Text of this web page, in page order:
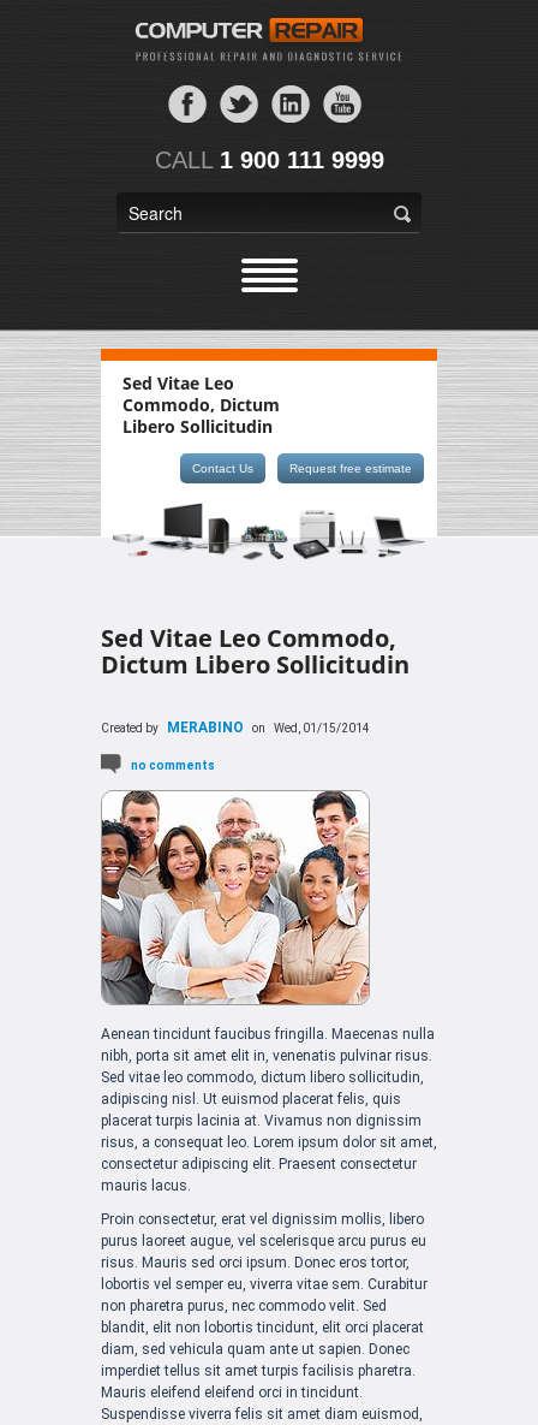
CALL 1 900 111 9999
Sed Vitae Leo
Commodo, Dictum
Libero Sollicitudin
Contact Us Request free estimate
Sed Vitae Leo Commodo,
Dictum Libero Sollicitudin
Created by MERABINO on Wed, 01/15/2014
no comments
Aenean tincidunt faucibus fringilla. Maecenas nulla
nibh, porta sit amet elit in, venenatis pulvinar risus.
Sed vitae leo commodo, dictum libero sollicitudin,
adipiscing nisl. Ut euismod placerat felis, quis
placerat turpis lacinia at. Vivamus non dignissim
risus, a consequat leo. Lorem ipsum dolor sit amet,
consectetur adipiscing elit. Praesent consectetur
mauris lacus.
Proin consectetur, erat vel dignissim mollis, libero
purus laoreet augue, vel scelerisque arcu purus eu
risus. Mauris sed orci ipsum. Donec eros tortor,
lobortis vel semper eu, viverra vitae sem. Curabitur
non pharetra purus, nec commodo velit. Sed
blandit, elit non lobortis tincidunt, elit orci placerat
diam, sed vehicula quam ante ut sapien. Donec
imperdiet tellus sit amet turpis facilisis pharetra.
Mauris eleifend eleifend orci in tincidunt.
Suspendisse viverra felis sit amet diam euismod,